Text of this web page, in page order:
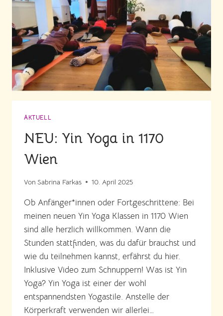
AKTUELL
NEU: Yin Yoga in 1170
Wien
Von Sabrina Farkas 10. April 2025
Ob Anfänger*innen oder Fortgeschrittene: Bei
meinen neuen Yin Yoga Klassen in 1170 Wien
sind alle herzlich willkommen. Wann die
Stunden stattfinden, was du dafür brauchst und
wie du teilnehmen kannst, erfährst du hier.
Inklusive Video zum Schnuppern! Was ist Yin
Yoga? Yin Yoga ist einer der wohl
entspannendsten Yogastile. Anstelle der
Körperkraft verwenden wir allerlei…